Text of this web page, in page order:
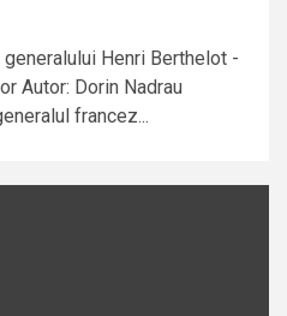
Henri Berthelot -
Autor: Dorin Nadrau
francez...